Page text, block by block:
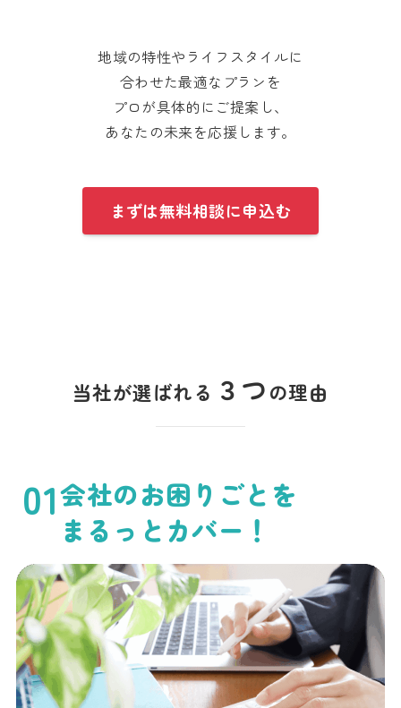
地域の特性やライフスタイルに
合わせた最適なプランを
プロが具体的にご提案し、
あなたの未来を応援します。
まずは無料相談に申込む
当社が選ばれる ３つの理由
01会社のお困りごとを
まるっとカバー！